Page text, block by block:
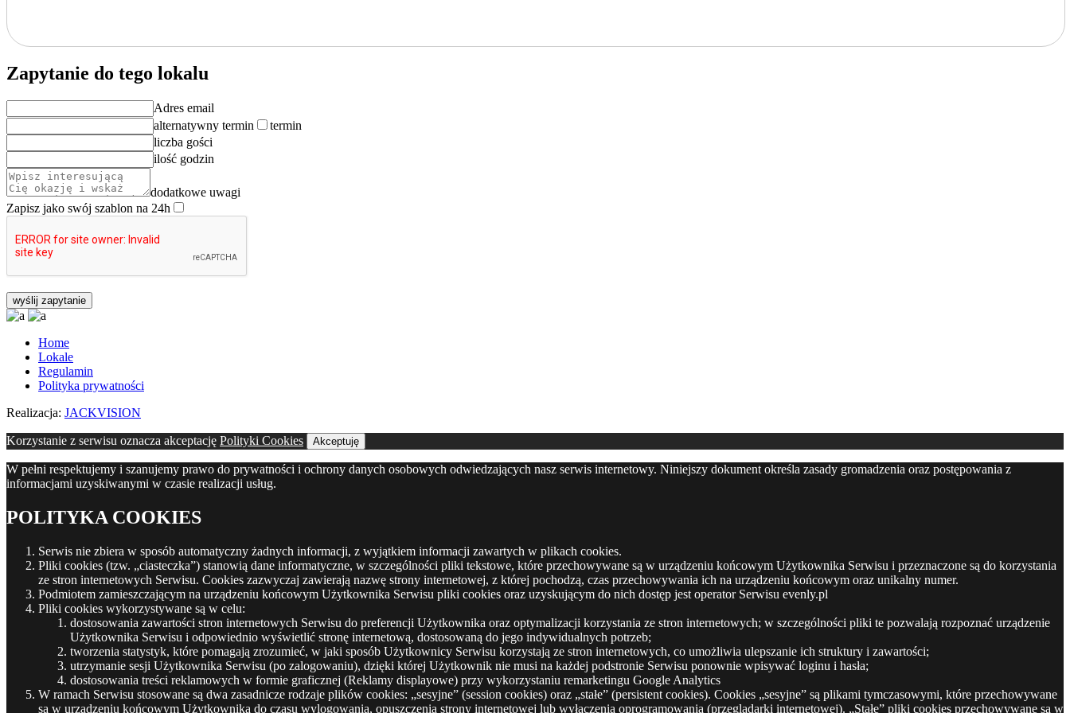
Zapytanie do tego lokalu
Adres email
alternatywny termin
termin
liczba gości
ilość godzin
dodatkowe uwagi
Zapisz jako swój szablon na 24h
Home
Lokale
Regulamin
Polityka prywatności
Realizacja: JACKVISION
Korzystanie z serwisu oznacza akceptację Polityki Cookies Akceptuję
W pełni respektujemy i szanujemy prawo do prywatności i ochrony danych osobowych odwiedzających nasz serwis internetowy. Niniejszy dokument określa zasady gromadzenia oraz postępowania z
informacjami uzyskiwanymi w czasie realizacji usług.
POLITYKA COOKIES
Serwis nie zbiera w sposób automatyczny żadnych informacji, z wyjątkiem informacji zawartych w plikach cookies.
Pliki cookies (tzw. „ciasteczka”) stanowią dane informatyczne, w szczególności pliki tekstowe, które przechowywane są w urządzeniu końcowym Użytkownika Serwisu i przeznaczone są do korzystania
ze stron internetowych Serwisu. Cookies zazwyczaj zawierają nazwę strony internetowej, z której pochodzą, czas przechowywania ich na urządzeniu końcowym oraz unikalny numer.
Podmiotem zamieszczającym na urządzeniu końcowym Użytkownika Serwisu pliki cookies oraz uzyskującym do nich dostęp jest operator Serwisu evenly.pl
Pliki cookies wykorzystywane są w celu:
dostosowania zawartości stron internetowych Serwisu do preferencji Użytkownika oraz optymalizacji korzystania ze stron internetowych; w szczególności pliki te pozwalają rozpoznać urządzenie
Użytkownika Serwisu i odpowiednio wyświetlić stronę internetową, dostosowaną do jego indywidualnych potrzeb;
tworzenia statystyk, które pomagają zrozumieć, w jaki sposób Użytkownicy Serwisu korzystają ze stron internetowych, co umożliwia ulepszanie ich struktury i zawartości;
utrzymanie sesji Użytkownika Serwisu (po zalogowaniu), dzięki której Użytkownik nie musi na każdej podstronie Serwisu ponownie wpisywać loginu i hasła;
dostosowania treści reklamowych w formie graficznej (Reklamy displayowe) przy wykorzystaniu remarketingu Google Analytics
W ramach Serwisu stosowane są dwa zasadnicze rodzaje plików cookies: „sesyjne” (session cookies) oraz „stałe” (persistent cookies). Cookies „sesyjne” są plikami tymczasowymi, które przechowywane
są w urządzeniu końcowym Użytkownika do czasu wylogowania, opuszczenia strony internetowej lub wyłączenia oprogramowania (przeglądarki internetowej). „Stałe” pliki cookies przechowywane są w